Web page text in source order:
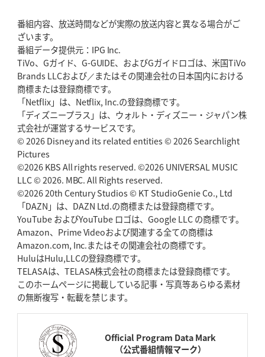
番組内容、放送時間などが実際の放送内容と異なる場合がご
ざいます。
番組データ提供元：IPG Inc.
TiVo、Gガイド、G-GUIDE、およびGガイドロゴは、米国TiVo
Brands LLCおよび／またはその関連会社の日本国内における
商標または登録商標です。
「Netflix」は、Netflix, Inc.の登録商標です。
「ディズニープラス」は、ウォルト・ディズニー・ジャパン株
式会社が運営するサービスです。
© 2026 Disney and its related entities © 2026 Searchlight
Pictures
©2026 KBS All rights reserved. ©2026 UNIVERSAL MUSIC
LLC © 2026. MBC. All Rights reserved.
©2026 20th Century Studios © KT StudioGenie Co., Ltd
「DAZN」は、DAZN Ltd.の商標または登録商標です。
YouTube およびYouTube ロゴは、Google LLC の商標です。
Amazon、Prime Videoおよび関連する全ての商標は
Amazon.com, Inc.またはその関連会社の商標です。
HuluはHulu,LLCの登録商標です。
TELASAは、TELASA株式会社の商標または登録商標です。
このホームページに掲載している記事・写真等あらゆる素材
の無断複写・転載を禁じます。
Official Program Data Mark
（公式番組情報マーク）